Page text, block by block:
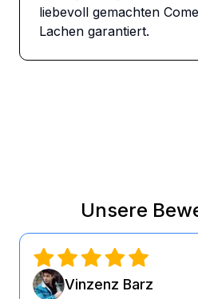
liebevoll gemachten
Lachen garantiert.
Unsere
Vinzenz Barz